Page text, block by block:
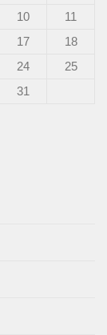
10
11
17
18
24
25
31